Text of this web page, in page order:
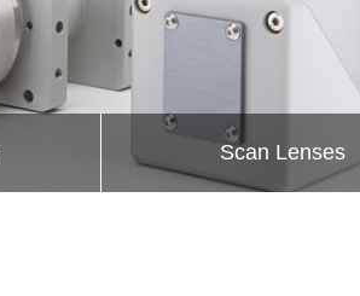
Scan Lenses